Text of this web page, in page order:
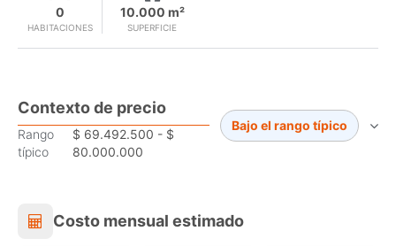
HABITACIONES
0
SUPERFICIE
10.000 m²
Contexto de precio
Rango
típico
$ 69.492.500 - $
80.000.000
Bajo el rango típico
Costo mensual estimado
Costo mensual estimado